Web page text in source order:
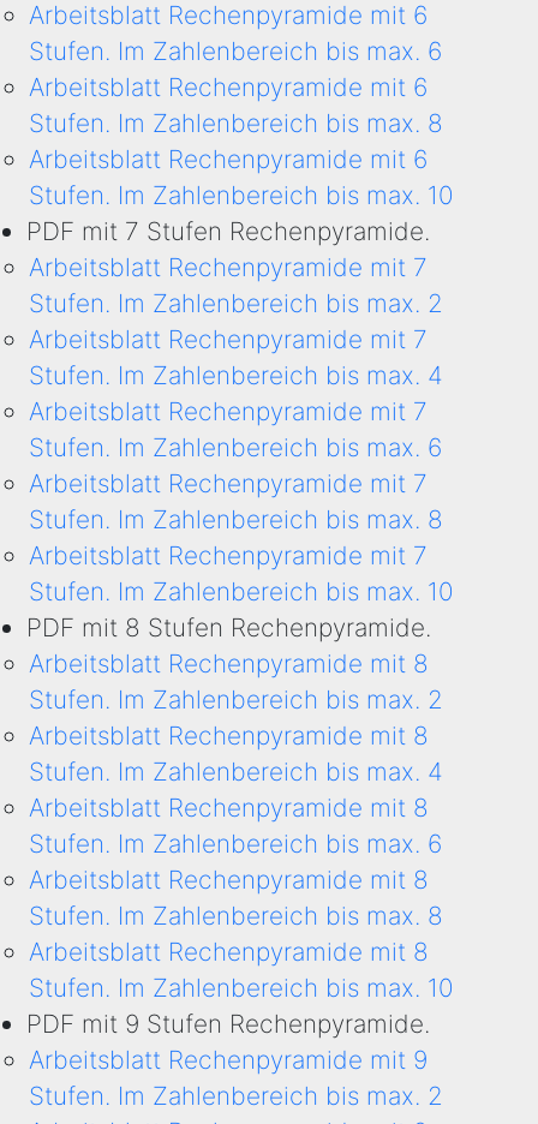
Arbeitsblatt Rechenpyramide mit 6
Stufen. Im Zahlenbereich bis max. 6
Arbeitsblatt Rechenpyramide mit 6
Stufen. Im Zahlenbereich bis max. 8
Arbeitsblatt Rechenpyramide mit 6
Stufen. Im Zahlenbereich bis max. 10
PDF mit 7 Stufen Rechenpyramide.
Arbeitsblatt Rechenpyramide mit 7
Stufen. Im Zahlenbereich bis max. 2
Arbeitsblatt Rechenpyramide mit 7
Stufen. Im Zahlenbereich bis max. 4
Arbeitsblatt Rechenpyramide mit 7
Stufen. Im Zahlenbereich bis max. 6
Arbeitsblatt Rechenpyramide mit 7
Stufen. Im Zahlenbereich bis max. 8
Arbeitsblatt Rechenpyramide mit 7
Stufen. Im Zahlenbereich bis max. 10
PDF mit 8 Stufen Rechenpyramide.
Arbeitsblatt Rechenpyramide mit 8
Stufen. Im Zahlenbereich bis max. 2
Arbeitsblatt Rechenpyramide mit 8
Stufen. Im Zahlenbereich bis max. 4
Arbeitsblatt Rechenpyramide mit 8
Stufen. Im Zahlenbereich bis max. 6
Arbeitsblatt Rechenpyramide mit 8
Stufen. Im Zahlenbereich bis max. 8
Arbeitsblatt Rechenpyramide mit 8
Stufen. Im Zahlenbereich bis max. 10
PDF mit 9 Stufen Rechenpyramide.
Arbeitsblatt Rechenpyramide mit 9
Stufen. Im Zahlenbereich bis max. 2